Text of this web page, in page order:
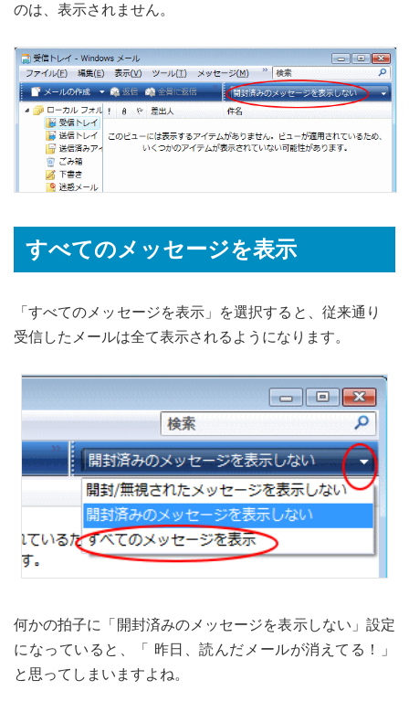
のは、表示されません。
すべてのメッセージを表示
「すべてのメッセージを表示」を選択すると、従来通り
受信したメールは全て表示されるようになります。
何かの拍子に「開封済みのメッセージを表示しない」設定
になっていると、「 昨日、読んだメールが消えてる！」
と思ってしまいますよね。